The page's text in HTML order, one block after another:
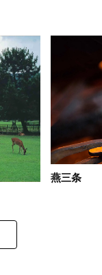
燕三条